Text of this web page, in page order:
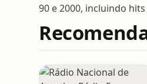
90 e 2000, incluindo